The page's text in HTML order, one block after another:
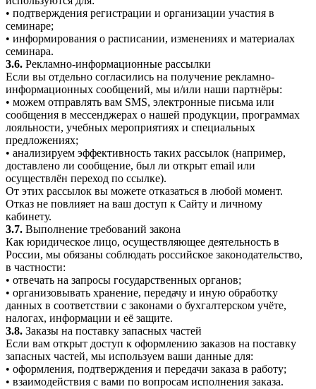
• подтверждения регистрации и организации участия в
семинаре;
• информирования о расписании, изменениях и материалах
семинара.
3.6. Рекламно-информационные рассылки
Если вы отдельно согласились на получение рекламно-
информационных сообщений, мы и/или наши партнёры:
• можем отправлять вам SMS, электронные письма или
сообщения в мессенджерах о нашей продукции, программах
лояльности, учебных мероприятиях и специальных
предложениях;
• анализируем эффективность таких рассылок (например,
доставлено ли сообщение, был ли открыт email или
осуществлён переход по ссылке).
От этих рассылок вы можете отказаться в любой момент.
Отказ не повлияет на ваш доступ к Сайту и личному
кабинету.
3.7. Выполнение требований закона
Как юридическое лицо, осуществляющее деятельность в
России, мы обязаны соблюдать российское законодательство,
в частности:
• отвечать на запросы государственных органов;
• организовывать хранение, передачу и иную обработку
данных в соответствии с законами о бухгалтерском учёте,
налогах, информации и её защите.
3.8. Заказы на поставку запасных частей
Если вам открыт доступ к оформлению заказов на поставку
запасных частей, мы используем ваши данные для:
• оформления, подтверждения и передачи заказа в работу;
• взаимодействия с вами по вопросам исполнения заказа.